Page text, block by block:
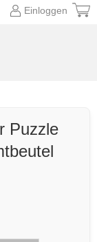
Puzzle
Einloggen